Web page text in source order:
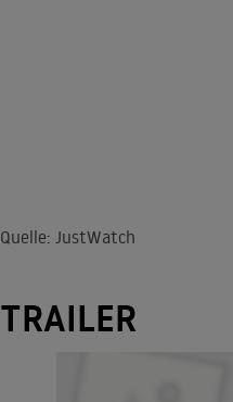
Quelle: JustWatch
TRAILER